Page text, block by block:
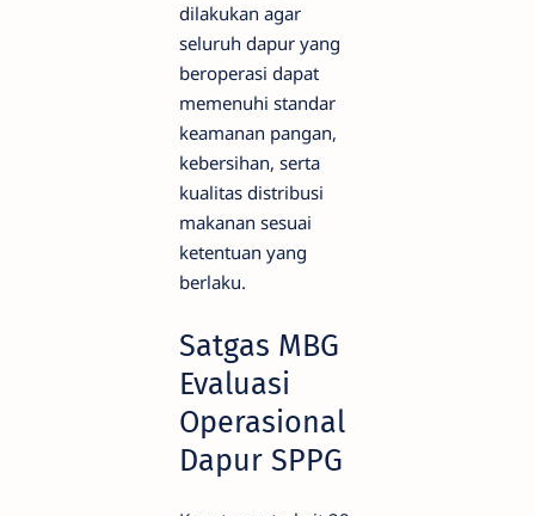
dilakukan agar
seluruh dapur yang
beroperasi dapat
memenuhi standar
keamanan pangan,
kebersihan, serta
kualitas distribusi
makanan sesuai
ketentuan yang
berlaku.
Satgas MBG
Evaluasi
Operasional
Dapur SPPG